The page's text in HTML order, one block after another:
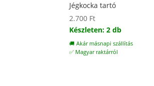
Jégkocka tartó
2.700 Ft
Készleten: 2 db
🚚 Akár másnapi szállítás
✅ Magyar raktárról